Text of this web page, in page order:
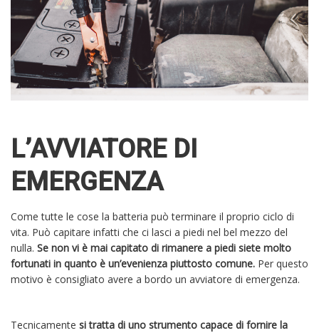
L’AVVIATORE DI
EMERGENZA
Come tutte le cose la batteria può terminare il proprio ciclo di
vita. Può capitare infatti che ci lasci a piedi nel bel mezzo del
nulla. Se non vi è mai capitato di rimanere a piedi siete molto
fortunati in quanto è un’evenienza piuttosto comune. Per questo
motivo è consigliato avere a bordo un avviatore di emergenza.
Tecnicamente si tratta di uno strumento capace di fornire la